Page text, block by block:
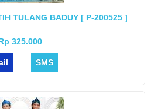
TULANG BADUY [ P-200525 ]
325.000
SMS